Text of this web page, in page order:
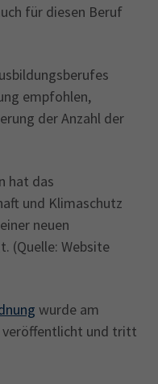
für diesen Beruf
empfohlen,
der Anzahl der
hat das
und Klimaschutz
neuen
(Quelle: Website
wurde am
veröffentlicht und tritt